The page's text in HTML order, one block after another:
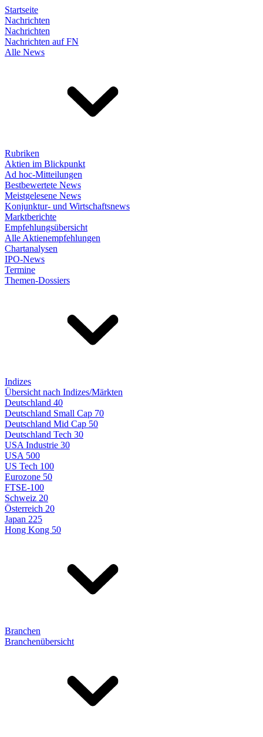
Startseite
Nachrichten
Nachrichten
Nachrichten auf FN
Alle News
Rubriken
Aktien im Blickpunkt
Ad hoc-Mitteilungen
Bestbewertete News
Meistgelesene News
Konjunktur- und Wirtschaftsnews
Marktberichte
Empfehlungsübersicht
Alle Aktienempfehlungen
Chartanalysen
IPO-News
Termine
Themen-Dossiers
Indizes
Übersicht nach Indizes/Märkten
Deutschland 40
Deutschland Small Cap 70
Deutschland Mid Cap 50
Deutschland Tech 30
USA Industrie 30
USA 500
US Tech 100
Eurozone 50
FTSE-100
Schweiz 20
Österreich 20
Japan 225
Hong Kong 50
Branchen
Branchenübersicht